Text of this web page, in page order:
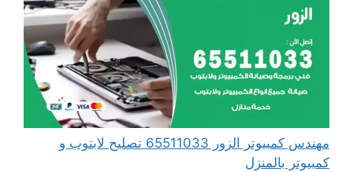
مهندس كمبيوتر الزور 65511033 تصليح لابتوب و
كمبيوتر بالمنزل